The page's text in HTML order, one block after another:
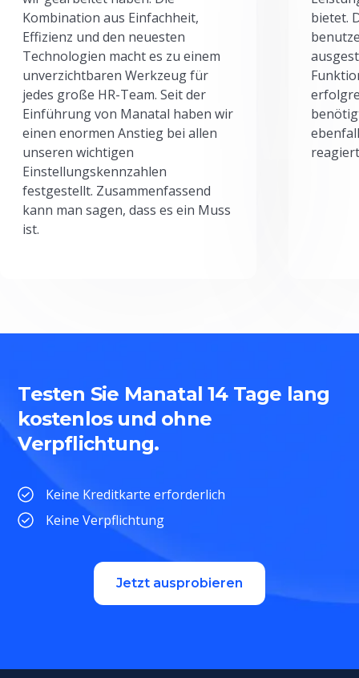
Kombination aus Einfachheit,
Effizienz und den neuesten
Technologien macht es zu einem
unverzichtbaren Werkzeug für
jedes große HR-Team. Seit der
Einführung von Manatal haben wir
einen enormen Anstieg bei allen
unseren wichtigen
Einstellungskennzahlen
festgestellt. Zusammenfassend
kann man sagen, dass es ein Muss
ist.
bietet.
Testen Sie Manatal 14 Tage lang
kostenlos und ohne
Verpflichtung.
Keine Kreditkarte erforderlich
Keine Verpflichtung
Jetzt ausprobieren